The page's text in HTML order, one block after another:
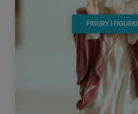
FIGURY I FIGURKI